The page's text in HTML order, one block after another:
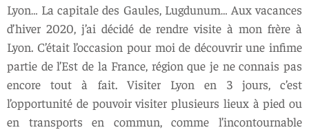
Lyon… La capitale des Gaules, Lugdunum… Aux vacances
d’hiver 2020, j’ai décidé de rendre visite à mon frère à
Lyon. C’était l’occasion pour moi de découvrir une infime
partie de l’Est de la France, région que je ne connais pas
encore tout à fait. Visiter Lyon en 3 jours, c’est
l’opportunité de pouvoir visiter plusieurs lieux à pied ou
en transports en commun, comme l’incontournable